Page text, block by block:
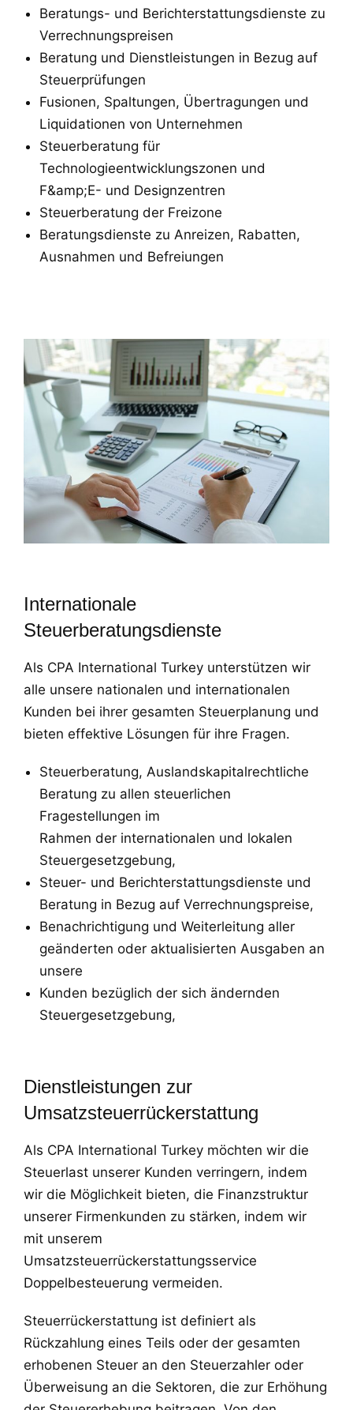
Beratungs- und Berichterstattungsdienste zu
Verrechnungspreisen
Beratung und Dienstleistungen in Bezug auf
Steuerprüfungen
Fusionen, Spaltungen, Übertragungen und
Liquidationen von Unternehmen
Steuerberatung für
Technologieentwicklungszonen und
F&amp;E- und Designzentren
Steuerberatung der Freizone
Beratungsdienste zu Anreizen, Rabatten,
Ausnahmen und Befreiungen
Internationale
Steuerberatungsdienste
Als CPA International Turkey unterstützen wir
alle unsere nationalen und internationalen
Kunden bei ihrer gesamten Steuerplanung und
bieten effektive Lösungen für ihre Fragen.
Steuerberatung, Auslandskapitalrechtliche
Beratung zu allen steuerlichen
Fragestellungen im
Rahmen der internationalen und lokalen
Steuergesetzgebung,
Steuer- und Berichterstattungsdienste und
Beratung in Bezug auf Verrechnungspreise,
Benachrichtigung und Weiterleitung aller
geänderten oder aktualisierten Ausgaben an
unsere
Kunden bezüglich der sich ändernden
Steuergesetzgebung,
Dienstleistungen zur
Umsatzsteuerrückerstattung
Als CPA International Turkey möchten wir die
Steuerlast unserer Kunden verringern, indem
wir die Möglichkeit bieten, die Finanzstruktur
unserer Firmenkunden zu stärken, indem wir
mit unserem
Umsatzsteuerrückerstattungsservice
Doppelbesteuerung vermeiden.
Steuerrückerstattung ist definiert als
Rückzahlung eines Teils oder der gesamten
erhobenen Steuer an den Steuerzahler oder
Überweisung an die Sektoren, die zur Erhöhung